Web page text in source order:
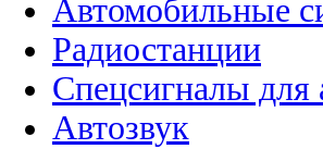
Автомобильные
Радиостанции
Спецсигналы для
Автозвук